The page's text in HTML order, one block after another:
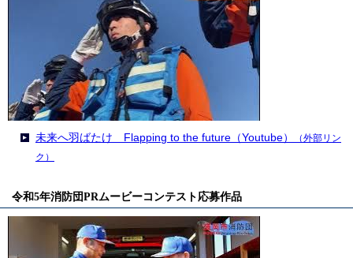
未来へ羽ばたけ Flapping to the future（Youtube）
（外部リン
ク）
令和5年消防団PRムービーコンテスト応募作品